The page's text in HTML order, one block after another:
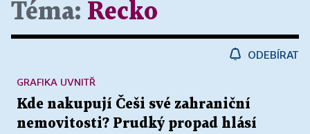
Téma: Řecko
ODEBÍRAT
Kde nakupují Češi své zahraniční
nemovitosti? Prudký propad hlásí
GRAFIKA UVNITŘ